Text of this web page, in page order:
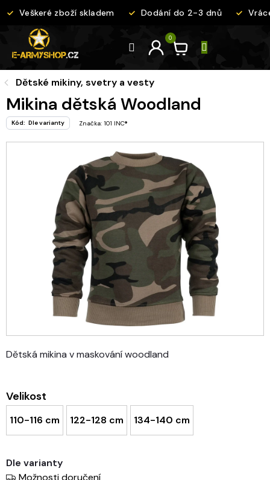
na
Veškeré zboží skladem Dodání do 2-3 dnů
Dětské mikiny, svetry a vesty
Mikina dětská Woodland
Kód: Dle varianty Značka: 101 INC®
Velikost
110-116 cm 122-128 cm 134-140 cm
Dětská mikina v maskování woodland
Dle varianty
Možnosti doručení